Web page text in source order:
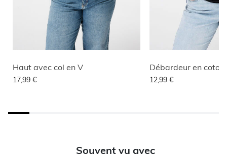
Haut avec col en V
17,99 €
Débardeur en coton
12,99 €
Souvent vu avec